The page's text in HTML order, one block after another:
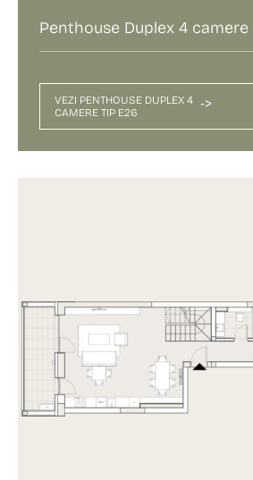
Penthouse Duplex 4
VEZI PENTHOUSE DUPLEX 4
CAMERE TIP E26
->